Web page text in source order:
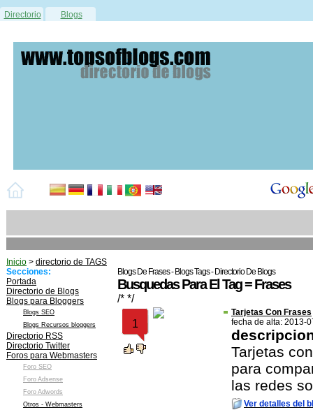
Directorio Blogs
Inicio > directorio de TAGS
Secciones:
Portada
Directorio de Blogs
Blogs para Bloggers
Blogs SEO
Blogs Recursos bloggers
Directorio RSS
Directorio Twitter
Foros para Webmasters
Foro SEO
Foro Adsense
Foro Adwords
Otros - Webmasters
Blogs De Frases - Blogs Tags - Directorio De Blogs
Busquedas Para El Tag = Frases
/* */
1
Tarjetas Con Frases
fecha de alta: 2013-
Tarjetas
para
las redes
Ver detalles del